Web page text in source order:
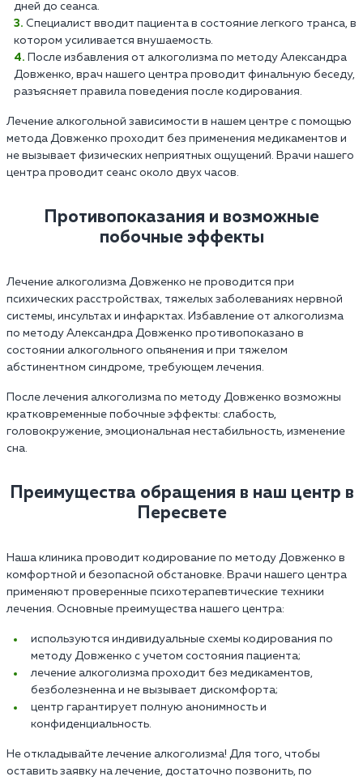
дней до сеанса.
Специалист вводит пациента в состояние легкого транса, в
котором усиливается внушаемость.
После избавления от алкоголизма по методу Александра
Довженко, врач нашего центра проводит финальную беседу,
разъясняет правила поведения после кодирования.
Лечение алкогольной зависимости в нашем центре с помощью
метода Довженко проходит без применения медикаментов и
не вызывает физических неприятных ощущений. Врачи нашего
центра проводит сеанс около двух часов.
Противопоказания и возможные
побочные эффекты
Лечение алкоголизма Довженко не проводится при
психических расстройствах, тяжелых заболеваниях нервной
системы, инсультах и инфарктах. Избавление от алкоголизма
по методу Александра Довженко противопоказано в
состоянии алкогольного опьянения и при тяжелом
абстинентном синдроме, требующем лечения.
После лечения алкоголизма по методу Довженко возможны
кратковременные побочные эффекты: слабость,
головокружение, эмоциональная нестабильность, изменение
сна.
Преимущества обращения в наш центр в
Пересвете
Наша клиника проводит кодирование по методу Довженко в
комфортной и безопасной обстановке. Врачи нашего центра
применяют проверенные психотерапевтические техники
лечения. Основные преимущества нашего центра:
используются индивидуальные схемы кодирования по
методу Довженко с учетом состояния пациента;
лечение алкоголизма проходит без медикаментов,
безболезненна и не вызывает дискомфорта;
центр гарантирует полную анонимность и
конфиденциальность.
Не откладывайте лечение алкоголизма! Для того, чтобы
оставить заявку на лечение, достаточно позвонить, по